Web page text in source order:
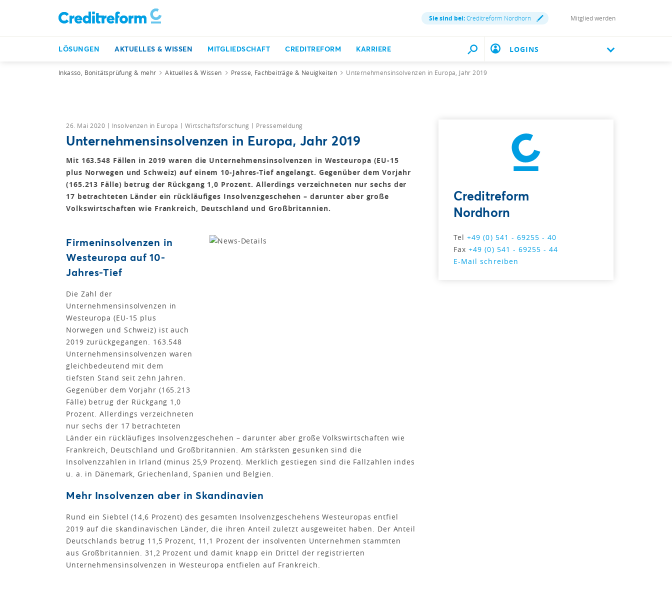
Sie sind bei:Creditreform Nordhorn Mitglied werden
LÖSUNGEN AKTUELLES & WISSEN MITGLIEDSCHAFT CREDITREFORM KARRIERE LOGINS
Inkasso, Bonitätsprüfung & mehr Aktuelles & Wissen Presse, Fachbeiträge & Neuigkeiten Unternehmensinsolvenzen in Europa, Jahr 2019
26. Mai 2020 Insolvenzen in Europa Wirtschaftsforschung Pressemeldung
Unternehmensinsolvenzen in Europa, Jahr 2019
Mit 163.548 Fällen in 2019 waren die Unternehmensinsolvenzen in Westeuropa (EU-15
plus Norwegen und Schweiz) auf einem 10-Jahres-Tief angelangt. Gegenüber dem Vorjahr
(165.213 Fälle) betrug der Rückgang 1,0 Prozent. Allerdings verzeichneten nur sechs der
17 betrachteten Länder ein rückläufiges Insolvenzgeschehen – darunter aber große
Volkswirtschaften wie Frankreich, Deutschland und Großbritannien.
Firmeninsolvenzen in
Westeuropa auf 10-
Jahres-Tief
Die Zahl der
Unternehmensinsolvenzen in
Westeuropa (EU-15 plus
Norwegen und Schweiz) ist auch
2019 zurückgegangen. 163.548
Unternehmensinsolvenzen waren
gleichbedeutend mit dem
tiefsten Stand seit zehn Jahren.
Gegenüber dem Vorjahr (165.213
Fälle) betrug der Rückgang 1,0
Prozent. Allerdings verzeichneten
nur sechs der 17 betrachteten
Länder ein rückläufiges Insolvenzgeschehen – darunter aber große Volkswirtschaften wie
Frankreich, Deutschland und Großbritannien. Am stärksten gesunken sind die
Insolvenzzahlen in Irland (minus 25,9 Prozent). Merklich gestiegen sind die Fallzahlen indes
u. a. in Dänemark, Griechenland, Spanien und Belgien.
Mehr Insolvenzen aber in Skandinavien
Rund ein Siebtel (14,6 Prozent) des gesamten Insolvenzgeschehens Westeuropas entfiel
2019 auf die skandinavischen Länder, die ihren Anteil zuletzt ausgeweitet haben. Der Anteil
Deutschlands betrug 11,5 Prozent, 11,1 Prozent der insolventen Unternehmen stammten
aus Großbritannien. 31,2 Prozent und damit knapp ein Drittel der registrierten
Unternehmensinsolvenzen in Westeuropa entfielen auf Frankreich.
Creditreform
Nordhorn
Tel+49 (0) 541 - 69255 - 40
Fax+49 (0) 541 - 69255 - 44
E-Mail schreiben